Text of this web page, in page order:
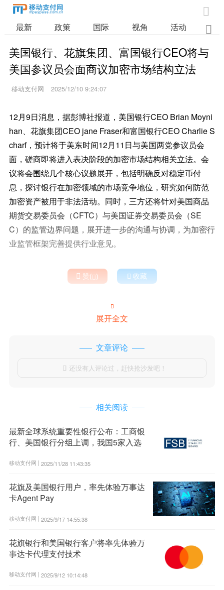

最新 政策 国际 视角 活动 业

美国银行、花旗集团、富国银行CEO将与
美国参议员会面商议加密市场结构立法
移动支付网 2025/12/10 9:24:07
12月9日消息，据彭博社报道，美国银行CEO Brian Moyni
han、花旗集团CEO jane Fraser和富国银行CEO Charlie S
charf，预计将于美东时间12月11日与美国两党参议员会
面，磋商即将进入表决阶段的加密市场结构相关立法。会
议将会围绕几个核心议题展开，包括明确反对稳定币付
息，探讨银行在加密领域的市场竞争地位，研究如何防范
加密资产被用于非法活动。同时，三方还将针对美国商品
期货交易委员会（CFTC）与美国证券交易委员会（SE
C）的监管边界问题，展开进一步的沟通与协调，为加密行
业监管框架完善提供行业意见。
 赞()  收藏

展开全文
文章评论
 还没有人评论过，赶快抢沙发吧！
相关阅读
最新全球系统重要性银行公布：工商银
行、美国银行分组上调，我国5家入选
移动支付网 | 2025/11/28 11:43:35
花旗及美国银行用户，率先体验万事达
卡Agent Pay
移动支付网 | 2025/9/17 14:55:38
花旗银行和美国银行客户将率先体验万
事达卡代理支付技术
移动支付网 | 2025/9/12 10:14:48